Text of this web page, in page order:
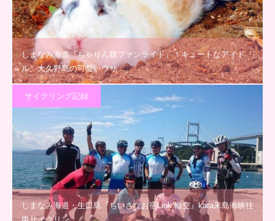
しまなみ海道『ちゃりん娘ファンライド』！キュートなアイド
ル、大久野島の可愛いウサ…
サイクリング記録
しまなみ海道・生口島『ちいさなお宿Link 輪空』kara来島海峡往